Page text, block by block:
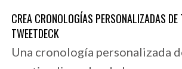
CREA CRONOLOGÍAS PERSONALIZADAS
TWEETDECK
Una cronología personalizada